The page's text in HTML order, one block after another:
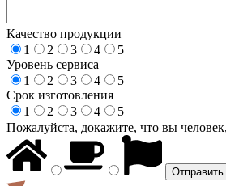
Качество продукции
1
2 3 4
5
Уровень сервиса
1
2 3 4
5
Срок изготовления
1
2 3 4
5
Пожалуйста, докажите, что вы